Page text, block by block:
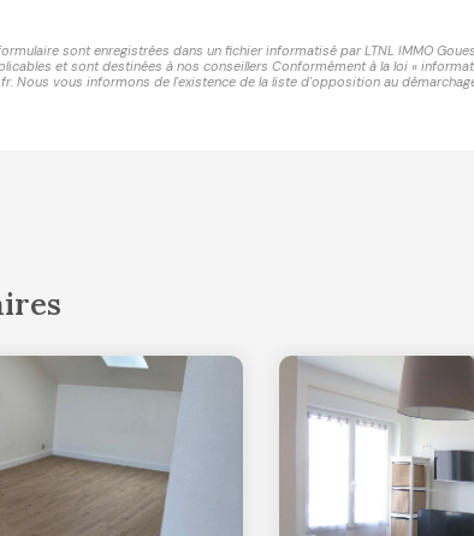
sont enregistrées dans un fichier informatisé par LTNL IMMO
et sont destinées à nos conseillers Conformément à la loi «
Nous vous informons de l'existence de la liste d'opposition au